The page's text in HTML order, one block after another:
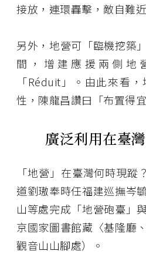
接放，連環轟擊，敵自難
另外，地營可「臨機挖築
間，增建應援兩側地
「Réduit」。由此來看
性，陳龍昌讚曰「布置得
廣泛利用在臺
「地營」在臺灣何時現
道劉璈奉時任福建巡撫岑
山等處完成「地營砲臺」
京國家圖書館藏〈基隆廳
觀音山山腳處）。